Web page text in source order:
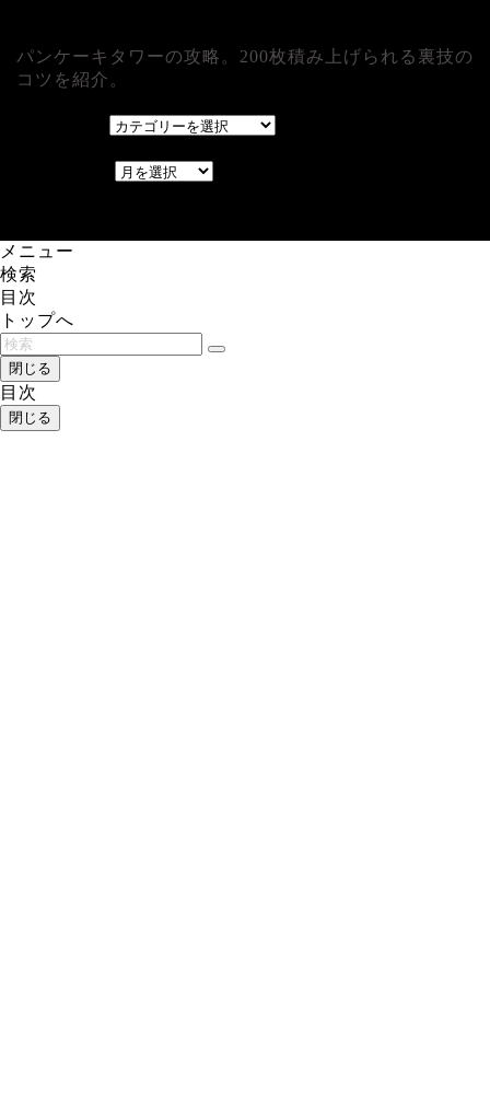
パンケーキタワーの攻略。200枚積み上げられる裏技の
コツを紹介。
メニュー
検索
目次
トップへ
閉じる
目次
閉じる